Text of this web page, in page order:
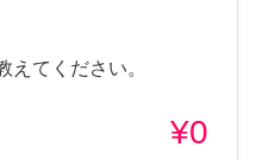
えてください。
¥0